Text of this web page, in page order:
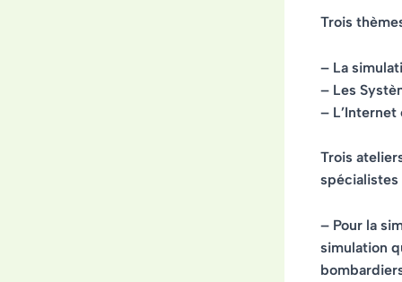
Trois
– La
– Les
–
Trois
– Pour la
simulation